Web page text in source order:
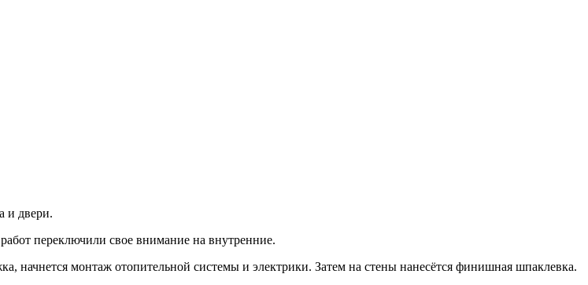
и двери.
переключили свое внимание на внутренние.
начнется монтаж отопительной системы и электрики. Затем на стены нанесётся финишная шпаклевка.